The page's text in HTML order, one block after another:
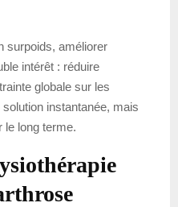
surpoids, améliorer
intérêt : réduire
globale sur les
instantanée, mais
le long terme.